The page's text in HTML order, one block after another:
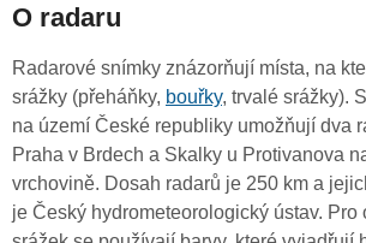
O radaru
Radarové snímky znázorňují místa, na
srážky (přeháňky, bouřky, trvalé srážky).
na území České republiky umožňují dva
Praha v Brdech a Skalky u Protivanova
vrchovině. Dosah radarů je 250 km a
je Český hydrometeorologický ústav. Pro